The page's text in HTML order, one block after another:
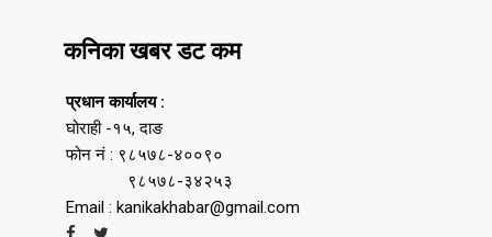
कनिका खबर डट कम
प्रधान कार्यालय :
घोराही -१५, दाङ
फोन नं : ९८५७८-४००९०
९८५७८-३४२५३
Email : kanikakhabar@gmail.com